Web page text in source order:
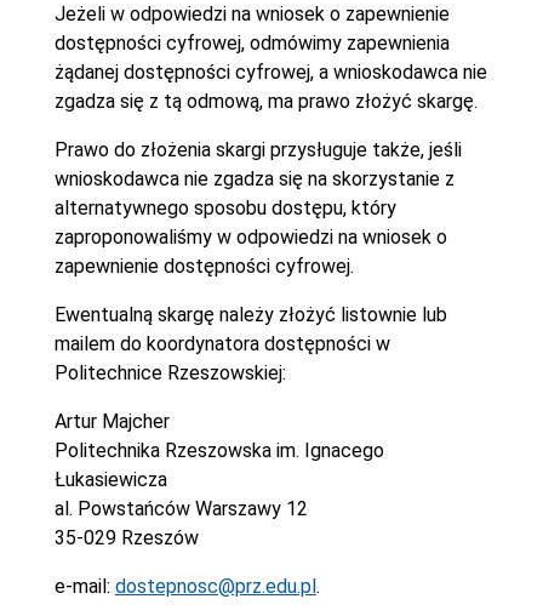
Jeżeli w odpowiedzi na wniosek o zapewnienie
dostępności cyfrowej, odmówimy zapewnienia
żądanej dostępności cyfrowej, a wnioskodawca nie
zgadza się z tą odmową, ma prawo złożyć skargę.
Prawo do złożenia skargi przysługuje także, jeśli
wnioskodawca nie zgadza się na skorzystanie z
alternatywnego sposobu dostępu, który
zaproponowaliśmy w odpowiedzi na wniosek o
zapewnienie dostępności cyfrowej.
Ewentualną skargę należy złożyć listownie lub
mailem do koordynatora dostępności w
Politechnice Rzeszowskiej:
Artur Majcher
Politechnika Rzeszowska im. Ignacego
Łukasiewicza
al. Powstańców Warszawy 12
35-029 Rzeszów
e-mail: dostepnosc@prz.edu.pl.